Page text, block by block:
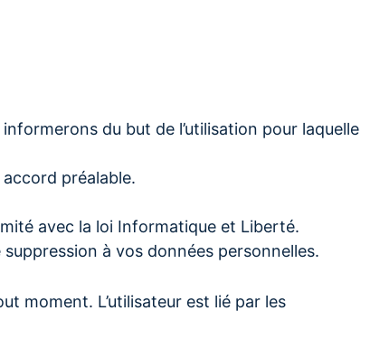
du but de l’utilisation pour laquelle
préalable.
avec la loi Informatique et Liberté.
à vos données personnelles.
moment. L’utilisateur est lié par les